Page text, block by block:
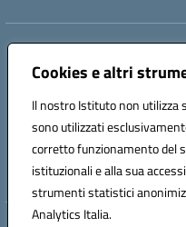
Cookies e altri
Il nostro Istituto non
sono utilizzati
corretto funzionamento del
istituzionali e alla sua
strumenti statistici
Analytics Italia.
Centralino:
Posta elettronica certificata
Codice fiscale: 93066580817
Codice meccanografico:
VIA CESARÒ, 36 - 91016 ERICE
Telefono: 0923569559